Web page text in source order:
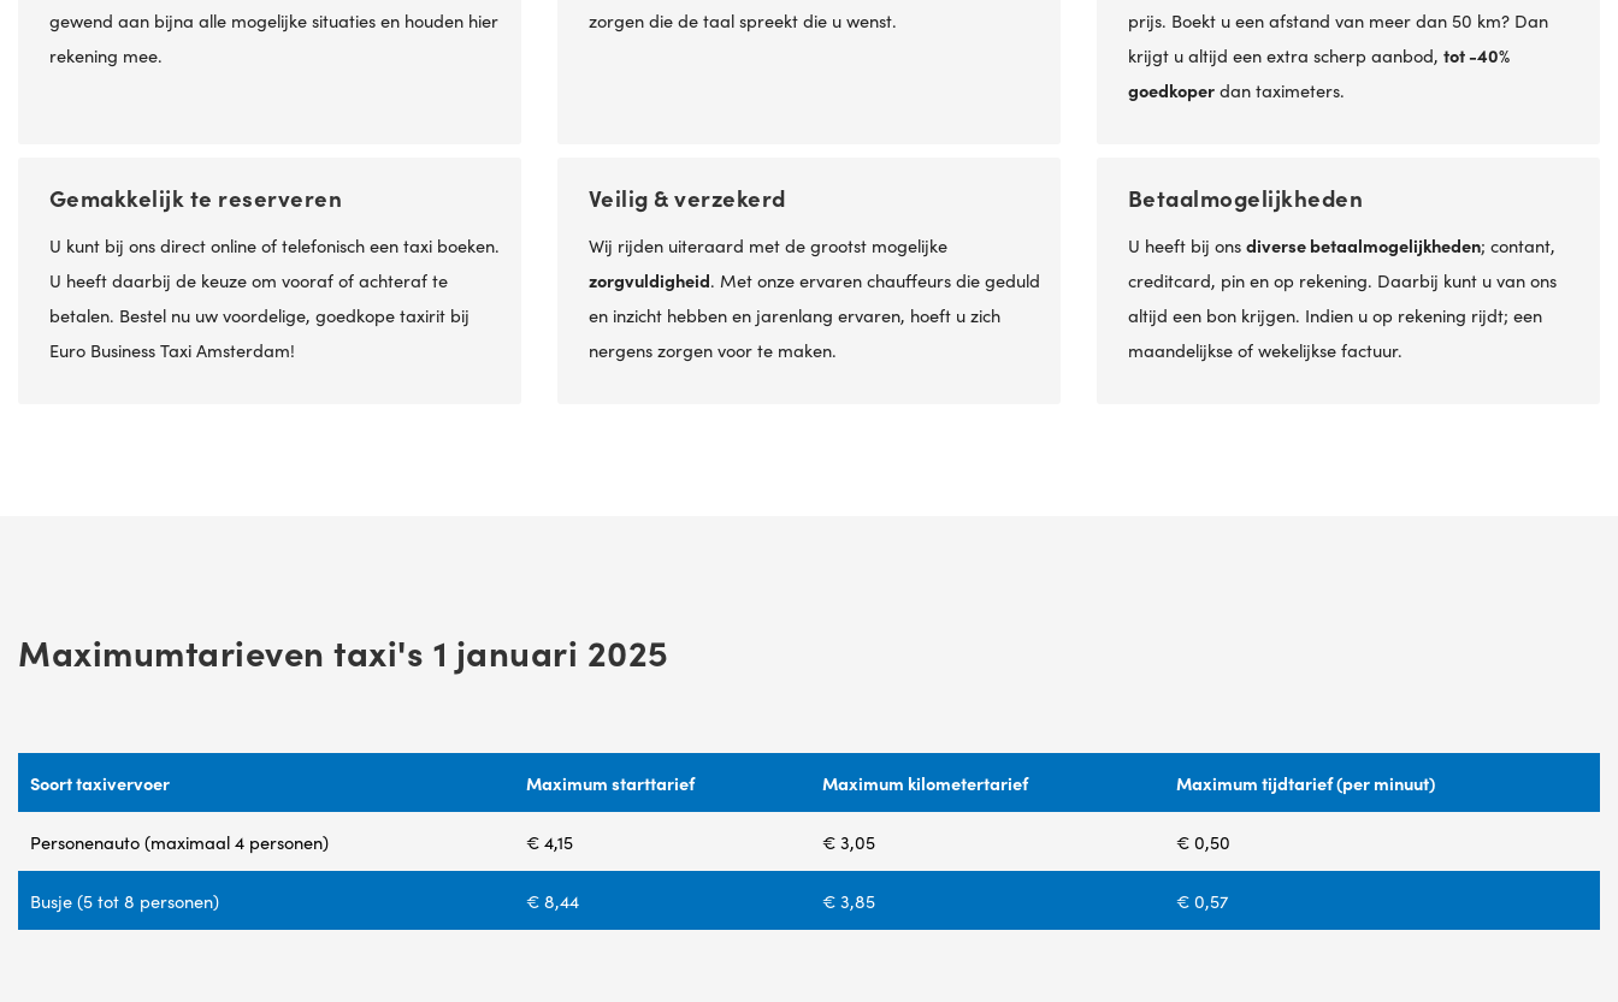
gewend aan bijna alle mogelijke situaties en houden hier
rekening mee.
zorgen die de taal spreekt die u wenst.
prijs. Boekt u een afstand van meer dan 50 km? Dan
krijgt u altijd een extra scherp aanbod, tot -40%
goedkoperdan taximeters.
Gemakkelijk te reserveren
U kunt bij ons direct online of telefonisch een taxi boeken.
U heeft daarbij de keuze om vooraf of achteraf te
betalen. Bestel nu uw voordelige, goedkope taxirit bij
Euro Business Taxi Amsterdam!
Veilig & verzekerd
Wij rijden uiteraard met de grootst mogelijke
zorgvuldigheid. Met onze ervaren chauffeurs die geduld
en inzicht hebben en jarenlang ervaren, hoeft u zich
nergens zorgen voor te maken.
Betaalmogelijkheden
U heeft bij onsdiverse betaalmogelijkheden; contant,
creditcard, pin en op rekening. Daarbij kunt u van ons
altijd een bon krijgen. Indien u op rekening rijdt; een
maandelijkse of wekelijkse factuur.
Maximumtarieven taxi's 1 januari 2025
Soort taxivervoer Maximum starttarief Maximum kilometertarief Maximum tijdtarief (per minuut)
Personenauto (maximaal 4 personen) € 4,15 € 3,05 € 0,50
Busje (5 tot 8 personen) € 8,44 € 3,85 € 0,57